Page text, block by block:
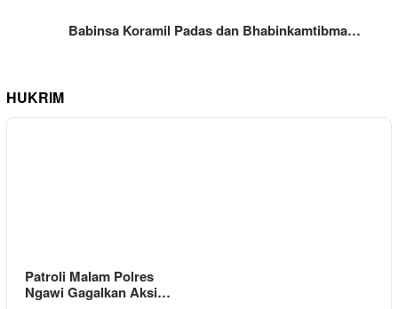
Babinsa Koramil Padas dan Bhabinkamtibma…
HUKRIM
Patroli Malam Polres
Ngawi Gagalkan Aksi…